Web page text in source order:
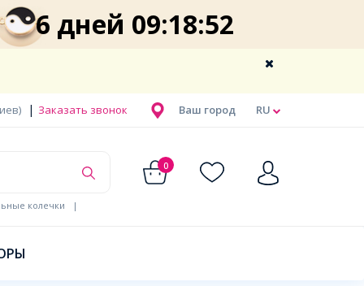
6 дней 09:18:51
RU
Ваш город
| Заказать звонок
0
колечки
|